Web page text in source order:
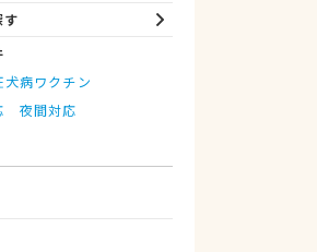
す
犬病ワクチン
夜間対応